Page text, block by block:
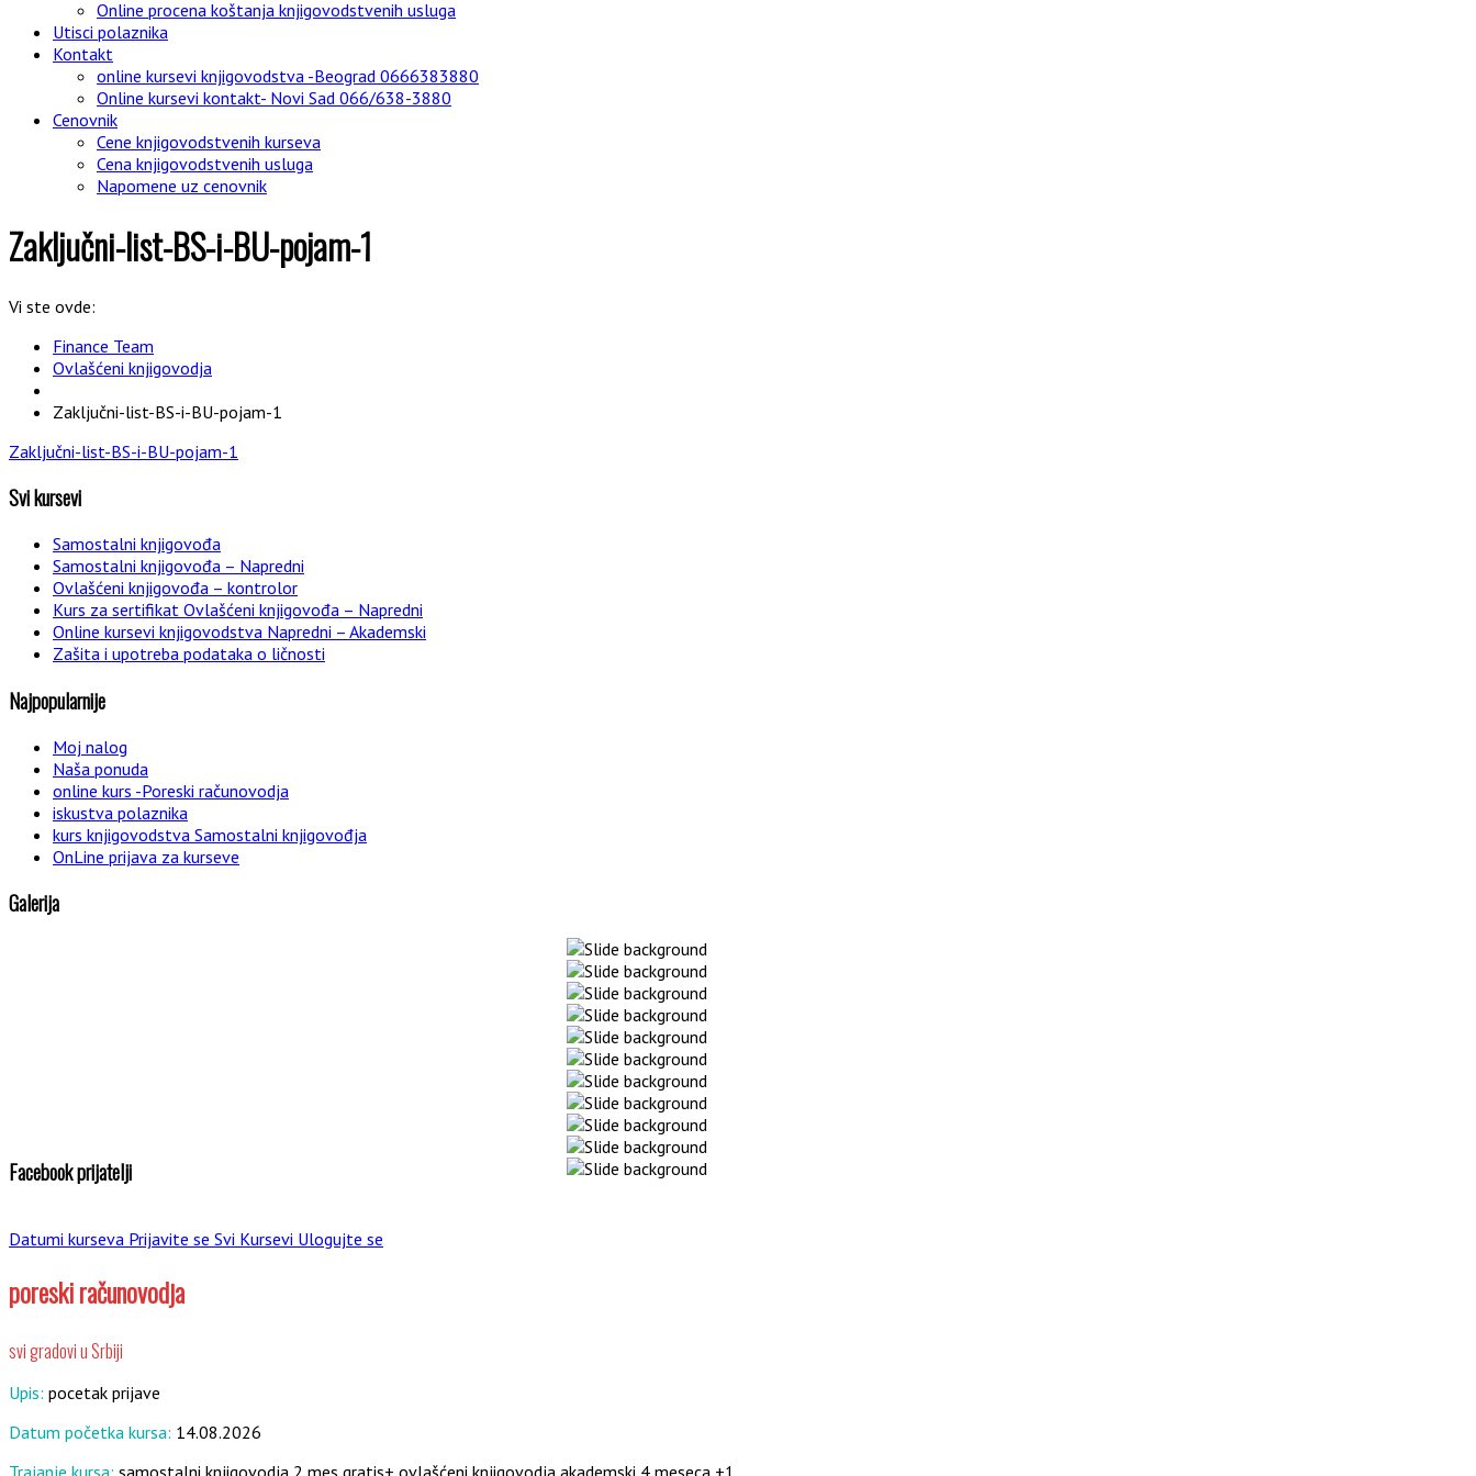
Online procena koštanja knjigovodstvenih usluga
Utisci polaznika
Kontakt
online kursevi knjigovodstva -Beograd 0666383880
Online kursevi kontakt- Novi Sad 066/638-3880
Cenovnik
Cene knjigovodstvenih kurseva
Cena knjigovodstvenih usluga
Napomene uz cenovnik
Zaključni-list-BS-i-BU-pojam-1
Vi ste ovde:
Finance Team
Ovlašćeni knjigovodja
Zaključni-list-BS-i-BU-pojam-1
Zaključni-list-BS-i-BU-pojam-1
Svi kursevi
Samostalni knjigovođa
Samostalni knjigovođa – Napredni
Ovlašćeni knjigovođa – kontrolor
Kurs za sertifikat Ovlašćeni knjigovođa – Napredni
Online kursevi knjigovodstva Napredni – Akademski
Zašita i upotreba podataka o ličnosti
Najpopularnije
Moj nalog
Naša ponuda
online kurs -Poreski računovodja
iskustva polaznika
kurs knjigovodstva Samostalni knjigovođja
OnLine prijava za kurseve
Galerija
Facebook prijatelji
Datumi kurseva Prijavite se Svi Kursevi Ulogujte se
poreski računovodja
svi gradovi u Srbiji
Upis: pocetak prijave
Datum početka kursa: 14.08.2026
Trajanje kursa: samostalni knjigovodja 2 mes gratis+ ovlašćeni knjigovodja akademski 4 meseca +1